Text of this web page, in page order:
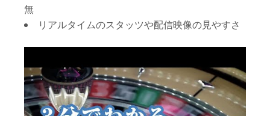
無
リアルタイムのスタッツや配信映像の見やすさ